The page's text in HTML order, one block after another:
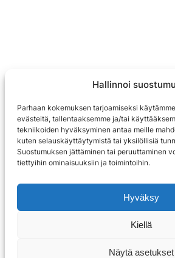
Hallinnoi
Parhaan kokemuksen tarjoamiseksi
evästeitä, tallentaaksemme ja/tai
tekniikoiden hyväksyminen antaa meille
kuten selauskäyttäytymistä tai yksilöllisiä
Suostumuksen jättäminen tai peruuttaminen
tiettyihin ominaisuuksiin ja toimintoihin.
Hyväksy
Kiellä
Näytä asetukset